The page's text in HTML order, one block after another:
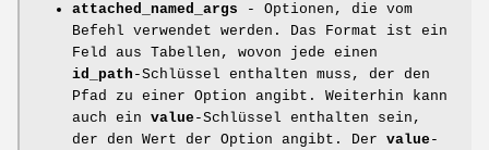
attached_named_args - Optionen, die vom
Befehl verwendet werden. Das Format ist ein
Feld aus Tabellen, wovon jede einen
id_path -Schlüssel enthalten muss, der den
Pfad zu einer Option angibt. Weiterhin kann
auch ein value -Schlüssel enthalten sein,
der den Wert der Option angibt. Der value -